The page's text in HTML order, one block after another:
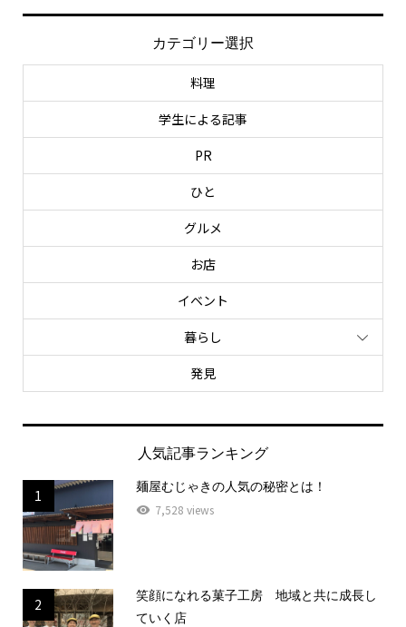
カテゴリー選択
料理
学生による記事
PR
ひと
グルメ
お店
イベント
暮らし
発見
人気記事ランキング
1
麺屋むじゃきの人気の秘密とは！
7,528 views
2
笑顔になれる菓子工房 地域と共に成長し
ていく店